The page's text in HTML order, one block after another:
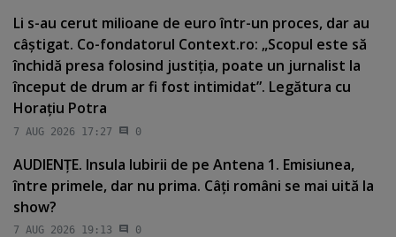
Li s-au cerut milioane de euro într-un proces, dar au
câştigat. Co-fondatorul Context.ro: „Scopul este să
închidă presa folosind justiţia, poate un jurnalist la
început de drum ar fi fost intimidat”. Legătura cu
Horaţiu Potra
7 AUG 2026 17:27 0
AUDIENŢE. Insula Iubirii de pe Antena 1. Emisiunea,
între primele, dar nu prima. Câţi români se mai uită la
show?
7 AUG 2026 19:13 0